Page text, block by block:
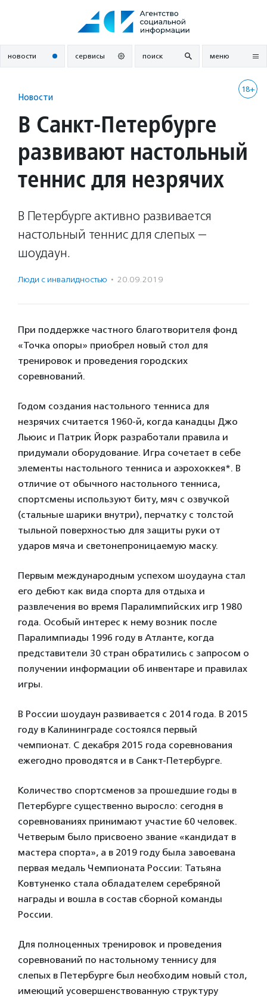
новости сервисы поиск меню
18+
Новости
В Санкт-Петербурге
развивают настольный
теннис для незрячих
В Петербурге активно развивается
настольный теннис для слепых —
шоудаун.
Люди с инвалидностью · 20.09.2019
При поддержке частного благотворителя фонд
«Точка опоры» приобрел новый стол для
тренировок и проведения городских
соревнований.
Годом создания настольного тенниса для
незрячих считается 1960-й, когда канадцы Джо
Льюис и Патрик Йорк разработали правила и
придумали оборудование. Игра сочетает в себе
элементы настольного тенниса и аэрохоккея*. В
отличие от обычного настольного тенниса,
спортсмены используют биту, мяч с озвучкой
(стальные шарики внутри), перчатку с толстой
тыльной поверхностью для защиты руки от
ударов мяча и светонепроницаемую маску.
Первым международным успехом шоудауна стал
его дебют как вида спорта для отдыха и
развлечения во время Паралимпийских игр 1980
года. Особый интерес к нему возник после
Паралимпиады 1996 году в Атланте, когда
представители 30 стран обратились с запросом о
получении информации об инвентаре и правилах
игры.
В России шоудаун развивается с 2014 года. В 2015
году в Калининграде состоялся первый
чемпионат. С декабря 2015 года соревнования
ежегодно проводятся и в Санкт-Петербурге.
Количество спортсменов за прошедшие годы в
Петербурге существенно выросло: сегодня в
соревнованиях принимают участие 60 человек.
Четверым было присвоено звание «кандидат в
мастера спорта», а в 2019 году была завоевана
первая медаль Чемпионата России: Татьяна
Ковтуненко стала обладателем серебряной
награды и вошла в состав сборной команды
России.
Для полноценных тренировок и проведения
соревнований по настольному теннису для
слепых в Петербурге был необходим новый стол,
имеющий усовершенствованную структуру